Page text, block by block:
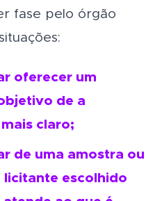
fase pelo órgão
oferecer um
de a
claro;
de uma amostra ou
escolhido